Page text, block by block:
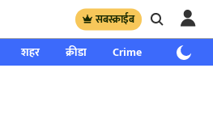
सबस्क्राईब
शहर क्रीडा Crime साप्ताहिक